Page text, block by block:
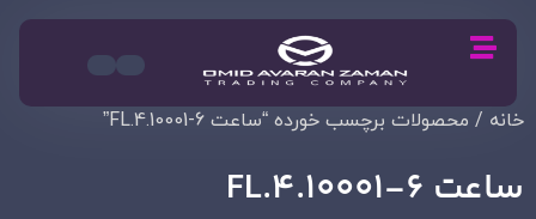
خانه / محصولات برچسب خورده “ساعت FL.4.10001-6”
ساعت FL.4.10001-6